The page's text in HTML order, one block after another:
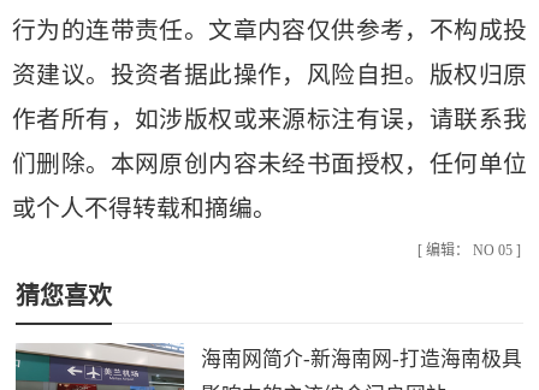
行为的连带责任。文章内容仅供参考，不构成投
资建议。投资者据此操作，风险自担。版权归原
作者所有，如涉版权或来源标注有误，请联系我
们删除。本网原创内容未经书面授权，任何单位
或个人不得转载和摘编。
[ 编辑： NO 05 ]
猜您喜欢
海南网简介-新海南网-打造海南极具